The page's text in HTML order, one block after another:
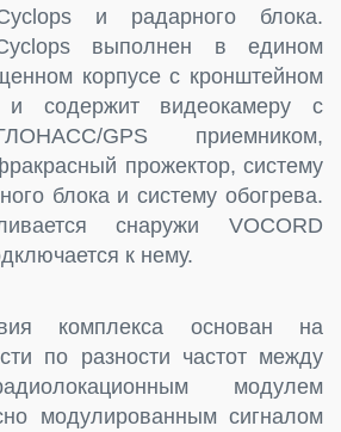
и радарного блока.
выполнен в едином
корпусе с кронштейном
содержит видеокамеру с
GPS приемником,
прожектор, систему
блока и систему обогрева.
снаружи VOCORD
к нему.
комплекса основан на
по разности частот между
модулем
модулированным сигналом